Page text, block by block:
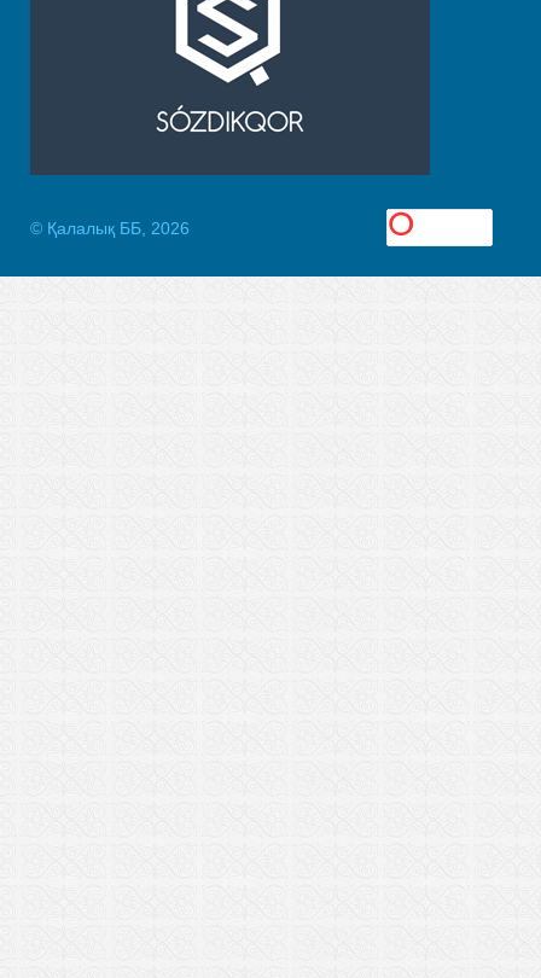
© Қалалық ББ, 2026